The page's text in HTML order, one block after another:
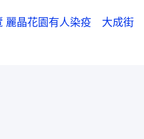
麗晶花園有人染疫　大成街